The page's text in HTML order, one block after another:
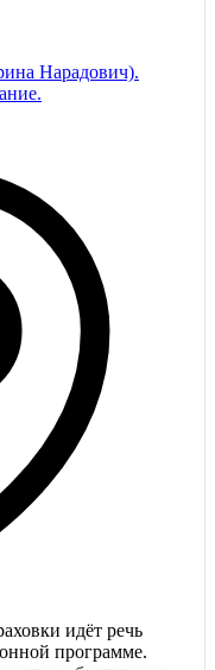
Нарадович).
идёт речь
программе.